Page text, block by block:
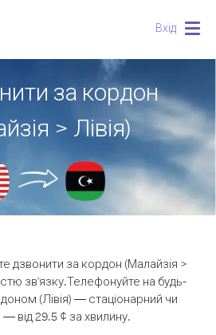
Вхід
за кордон
> Лівія)
дзвонити за кордон (Малайзія >
зв'язку.Телефонуйте на будь-
(Лівія) — стаціонарний чи
від 29.5 ¢ за хвилину.